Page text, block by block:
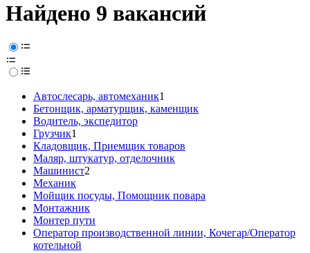
Найдено 9 вакансий
Автослесарь, автомеханик1
Бетонщик, арматурщик, каменщик
Водитель, экспедитор
Грузчик1
Кладовщик, Приемщик товаров
Маляр, штукатур, отделочник
Машинист2
Механик
Мойщик посуды, Помощник повара
Монтажник
Монтер пути
Оператор производственной линии, Кочегар/Оператор
котельной